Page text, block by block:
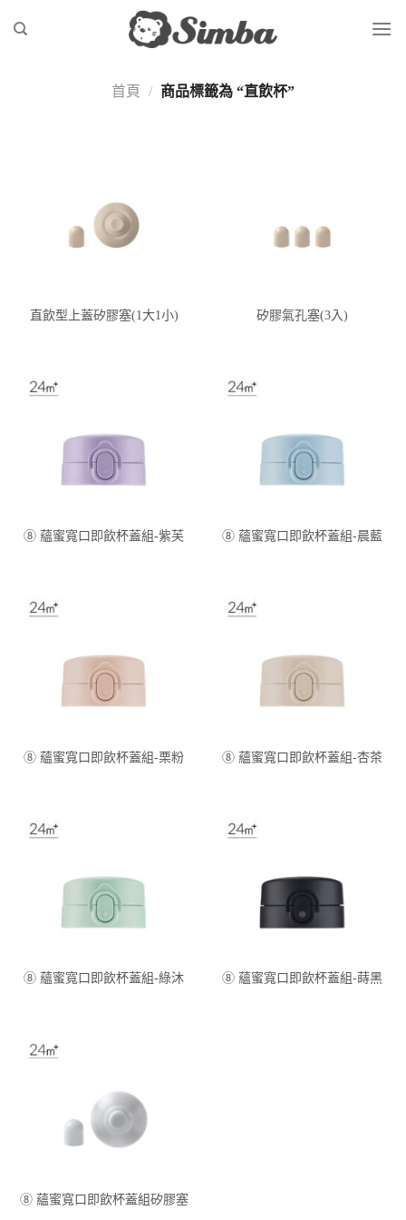
首頁 / 商品標籤為 “直飲杯”
直飲型上蓋矽膠塞(1大1小) 矽膠氣孔塞(3入)
⑧ 蘊蜜寬口即飲杯蓋組-紫芙 ⑧ 蘊蜜寬口即飲杯蓋組-晨藍
⑧ 蘊蜜寬口即飲杯蓋組-栗粉 ⑧ 蘊蜜寬口即飲杯蓋組-杏茶
⑧ 蘊蜜寬口即飲杯蓋組-綠沐 ⑧ 蘊蜜寬口即飲杯蓋組-蒔黑
⑧ 蘊蜜寬口即飲杯蓋組矽膠塞